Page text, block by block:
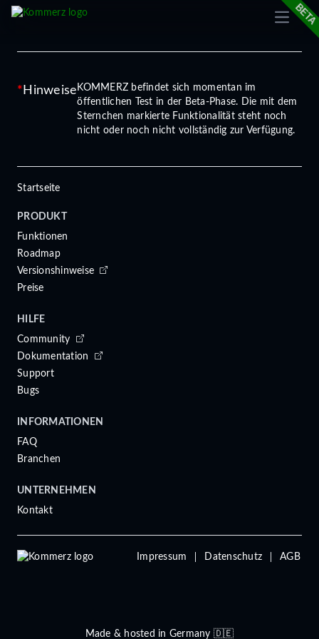
Open
Hinweise KOMMERZ befindet sich momentan im
öffentlichen Test in der Beta-Phase. Die mit dem
Sternchen markierte Funktionalität steht noch
nicht oder noch nicht vollständig zur Verfügung.
Startseite
PRODUKT
Funktionen
Roadmap
Versionshinweise
Preise
HILFE
Community
Dokumentation
Support
Bugs
INFORMATIONEN
FAQ
Branchen
UNTERNEHMEN
Kontakt
Impressum Datenschutz AGB
Made & hosted in Germany 🇩🇪